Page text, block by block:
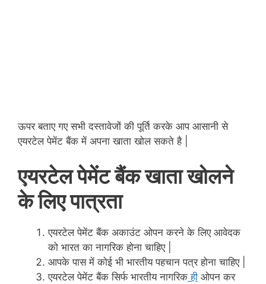
ऊपर बताए गए सभी दस्तावेजों की पूर्ति करके आप आसानी से
एयरटेल पेमेंट बैंक में अपना खाता खोल सकते है |
एयरटेल पेमेंट बैंक खाता खोलने
के लिए पात्रता
एयरटेल पेमेंट बैंक अकाउंट ओपन करने के लिए आवेदक
को भारत का नागरिक होना चाहिए |
आपके पास में कोई भी भारतीय पहचान पत्र होना चाहिए |
एयरटेल पेमेंट बैंक सिर्फ भारतीय नागरिक ही ओपन कर